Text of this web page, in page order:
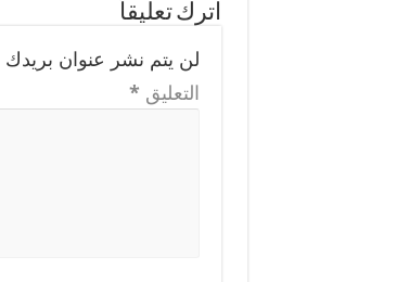
اترك تعليقاً
لن يتم نشر عنوان بريدك
التعليق *